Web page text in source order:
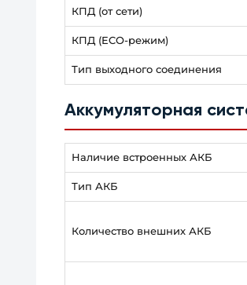
КПД (от сети)
КПД (ECO-режим)
Тип выходного соединения
Аккумуляторная
Наличие встроенных АКБ
Тип АКБ
Количество внешних АКБ